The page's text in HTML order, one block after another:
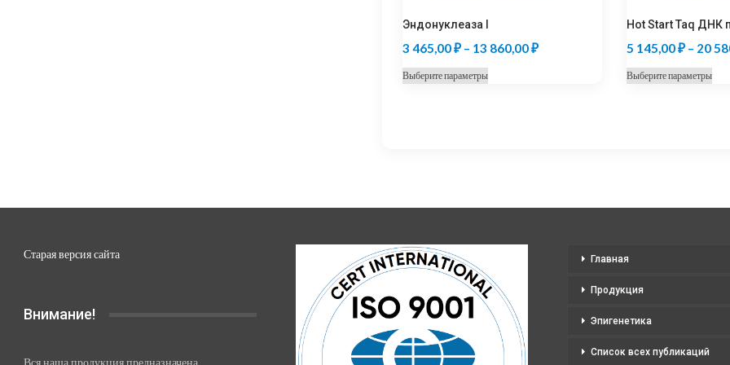
Эндонуклеаза I
3 465,00₽ – 13 860,00₽Диапазон
Выберите параметрыЭтот
выбрать
странице
Hot Start Taq ДНК
5 145,00₽ – 20
Выберите параметрыЭтот
Старая версия сайта
Внимание!
Вся наша продукция предназначена
Главная
Продукция
Эпигенетика
Список всех публикаций